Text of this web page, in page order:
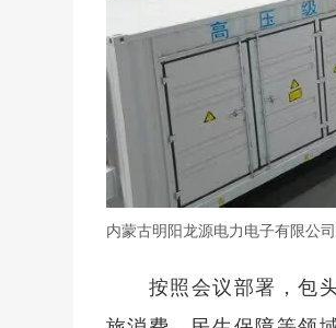
内蒙古明阳龙源电力电子有限公
按照会议部署，包